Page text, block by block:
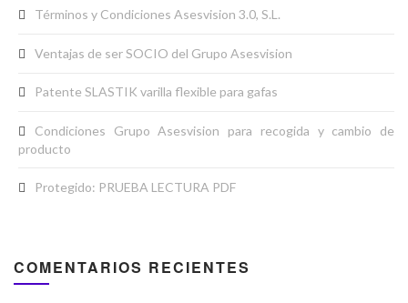
Términos y Condiciones Asesvision 3.0, S.L.
Ventajas de ser SOCIO del Grupo Asesvision
Patente SLASTIK varilla flexible para gafas
Condiciones Grupo Asesvision para recogida y cambio de
producto
Protegido: PRUEBA LECTURA PDF
COMENTARIOS RECIENTES